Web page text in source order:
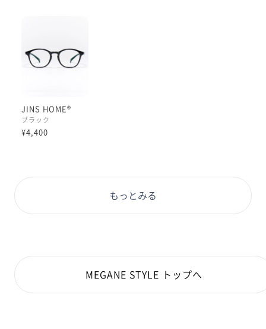
驚くほど軽いのにかけるだけで様になるクラシックデザ
イン。着替えてヘアやメイクをさっと整えればお仕事モ
JINSHOMEと名前がついているので、お家でしかかけら
れないと思われている方も多いですが、実はファッショ
ンやきちんとメイクすると、しっかり他所行きのメガネ
をつけてくれるので私はとっても大好きです🥰❤️‍🔥
となっております！
れた時に目が小さく見えがちな悩みを軽減❤️‍🔥
メガネの横幅もやや小さめなので、フィット感がほしい
方にもオススメです👀
JINS HOME®
ブラック
¥4,400
もっとみる
MEGANE STYLE トップへ